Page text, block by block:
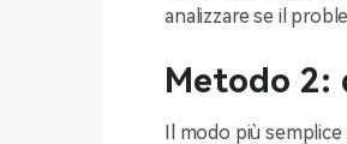
analizzare se il
Metodo
Il modo più